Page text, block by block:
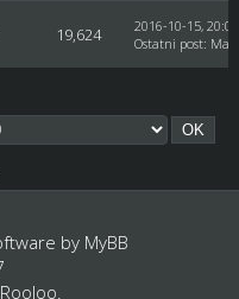
19,624
2016-10-15,
Ostatni post:
by MyBB
Rooloo